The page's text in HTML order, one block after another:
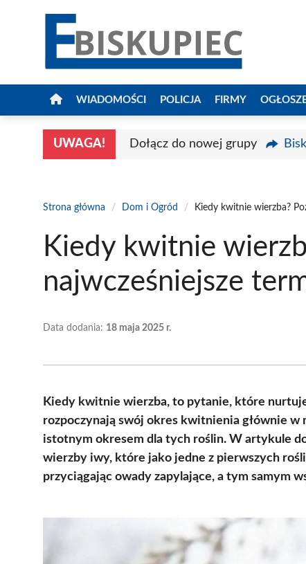
WIADOMOŚCI POLICJA FIRMY
UWAGA! Dołącz do nowej grupy
Strona główna / Dom i Ogród / Kiedy kwitnie wierzba?
Kiedy kwitnie
najwcześniejsze
Data dodania: 18 maja 2025 r.
Kiedy kwitnie wierzba, to pytanie, które
rozpoczynają swój okres kwitnienia głównie
istotnym okresem dla tych roślin. W artykule
wierzby iwy, które jako jedne z pierwszych
przyciągając owady zapylające, a tym samym